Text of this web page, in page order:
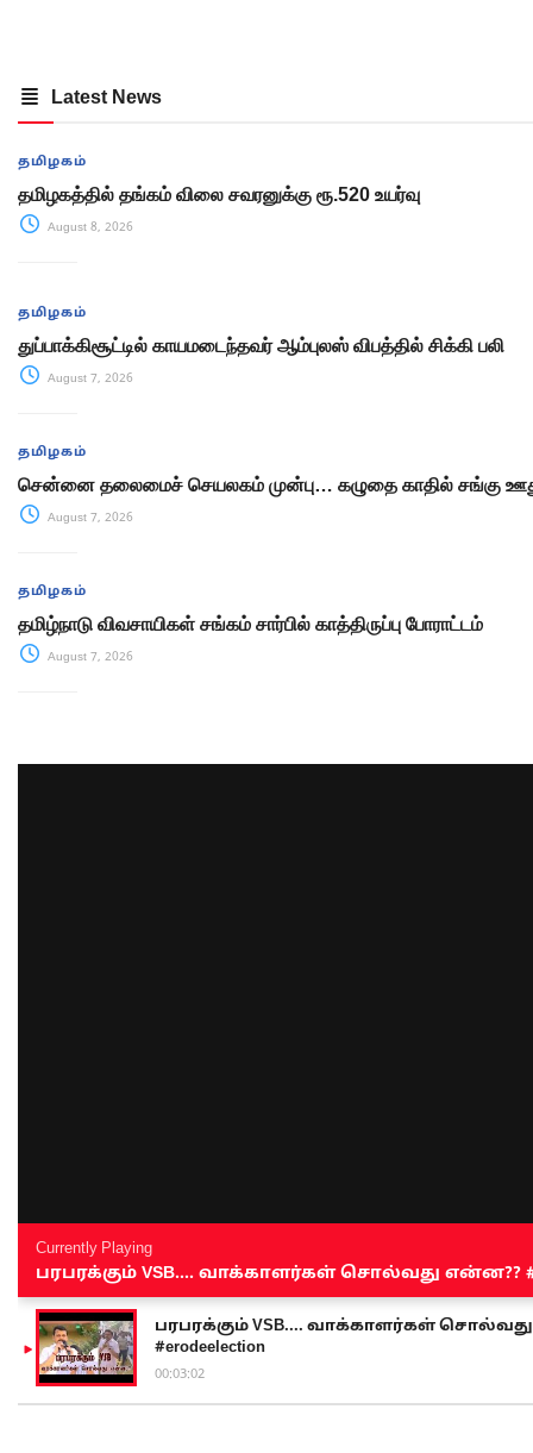
Latest News
தமிழகம்
தமிழகத்தில் தங்கம் விலை சவரனுக்கு ரூ.520 உயர்வு
August 8, 2026
தமிழகம்
துப்பாக்கிசூட்டில் காயமடைந்தவர் ஆம்புலஸ் விபத்தில் சிக்கி பலி
August 7, 2026
தமிழகம்
சென்னை தலைமைச் செயலகம் முன்பு… கழுதை காதில் சங்கு
August 7, 2026
தமிழகம்
தமிழ்நாடு விவசாயிகள் சங்கம் சார்பில் காத்திருப்பு போராட்டம்
August 7, 2026
Currently Playing
பரபரக்கும் VSB.... வாக்காளர்கள் சொல்வது என்ன??
பரபரக்கும் VSB.... வாக்காளர்கள் சொல்வது
#erodeelection
00:03:02